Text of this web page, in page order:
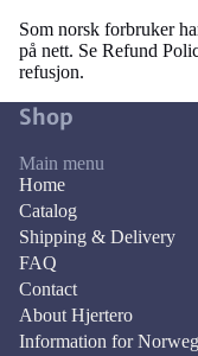
Som norsk forbruker
på nett. Se Refund
refusjon.
Shop
Main menu
Home
Catalog
Shipping & Delivery
FAQ
Contact
About Hjertero
Information for